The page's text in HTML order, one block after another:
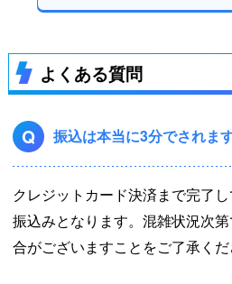
よくある質問
Q 振込は本当に3分でされま
クレジットカード決済まで完了
振込みとなります。混雑状況次
合がございますことをご了承くだ